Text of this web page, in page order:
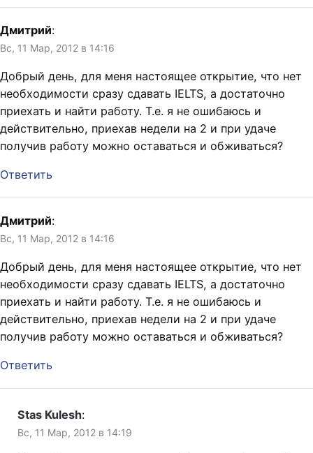
Дмитрий:
Вс, 11 Мар, 2012 в 14:16
Добрый день, для меня настоящее открытие, что нет
необходимости сразу сдавать IELTS, а достаточно
приехать и найти работу. Т.е. я не ошибаюсь и
действительно, приехав недели на 2 и при удаче
получив работу можно оставаться и обживаться?
Ответить
Дмитрий:
Вс, 11 Мар, 2012 в 14:16
Добрый день, для меня настоящее открытие, что нет
необходимости сразу сдавать IELTS, а достаточно
приехать и найти работу. Т.е. я не ошибаюсь и
действительно, приехав недели на 2 и при удаче
получив работу можно оставаться и обживаться?
Ответить
Stas Kulesh:
Вс, 11 Мар, 2012 в 14:19